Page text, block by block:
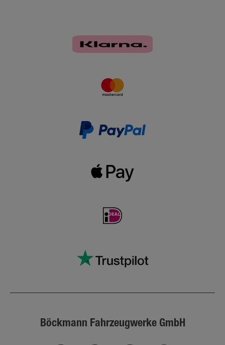
Böckmann Fahrzeugwerke GmbH